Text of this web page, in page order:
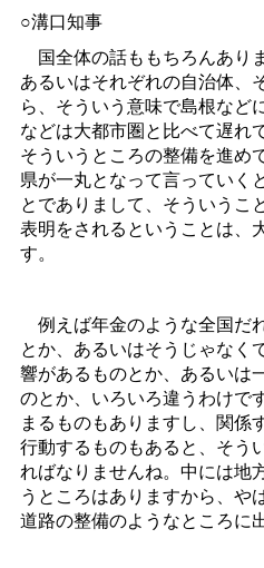
○溝口知事
国全体の話ももちろんあり
あるいはそれぞれの自治体、
ら、そういう意味で島根など
などは大都市圏と比べて遅れ
そういうところの整備を進め
県が一丸となって言っていく
とでありまして、そういうこ
表明をされるということは、
す。
例えば年金のような全国だ
とか、あるいはそうじゃなく
響があるものとか、あるいは
のとか、いろいろ違うわけで
まるものもありますし、関係
行動するものもあると、そう
ればなりませんね。中には地
うところはありますから、や
道路の整備のようなところに